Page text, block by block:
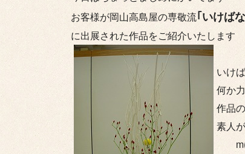
お客様が岡山高島屋の専敬流｢いけば
に出展された作品をご紹介いたします
いけ
何か
作品
素人